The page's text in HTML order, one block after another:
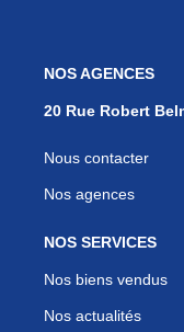
NOS AGENCES
20 Rue Robert
Nous contacter
Nos agences
NOS SERVICES
Nos biens vendus
Nos actualités